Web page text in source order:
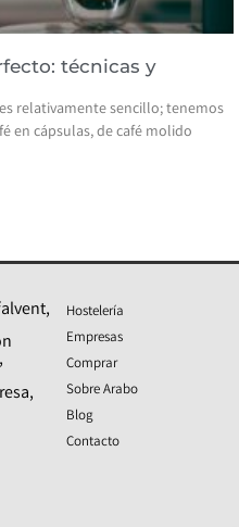
técnicas y
relativamente sencillo; tenemos
en cápsulas, de café molido
Hostelería
Empresas
Comprar
Sobre Arabo
Blog
Contacto